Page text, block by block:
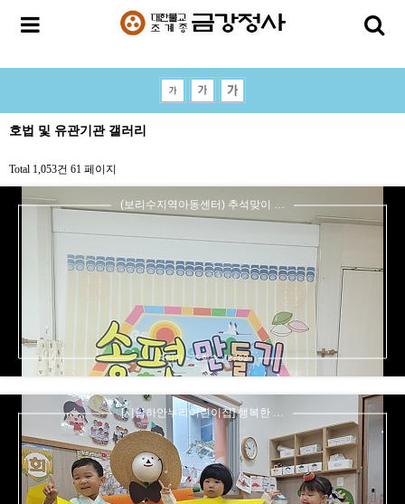
호법 및 유관기관 갤러리
Total 1,053건 61 페이지
(보리수지역아동센터) 추석맞이 …
관리자 - 조회수 : 2762
[시립하안누리어린이집] 행복한 …